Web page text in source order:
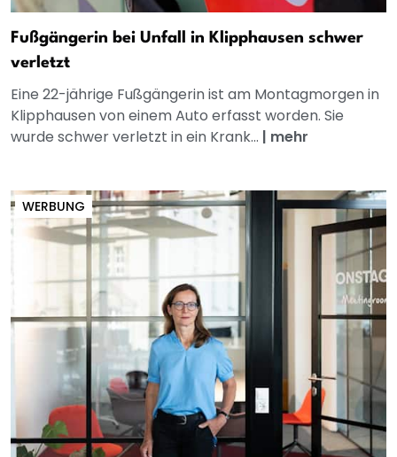
Fußgängerin bei Unfall in Klipphausen schwer
verletzt
Eine 22-jährige Fußgängerin ist am Montagmorgen in
Klipphausen von einem Auto erfasst worden. Sie
wurde schwer verletzt in ein Krank... | mehr
WERBUNG